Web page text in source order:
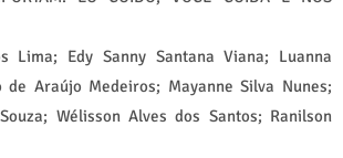
Lima; Edy Sanny Santana Viana; Luanna
de Araújo Medeiros; Mayanne Silva Nunes;
Wélisson Alves dos Santos; Ranilson